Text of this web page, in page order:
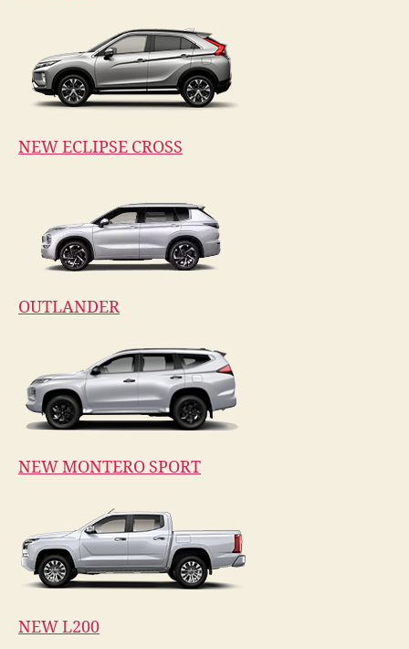
NEW ECLIPSE CROSS
OUTLANDER
NEW MONTERO SPORT
NEW L200